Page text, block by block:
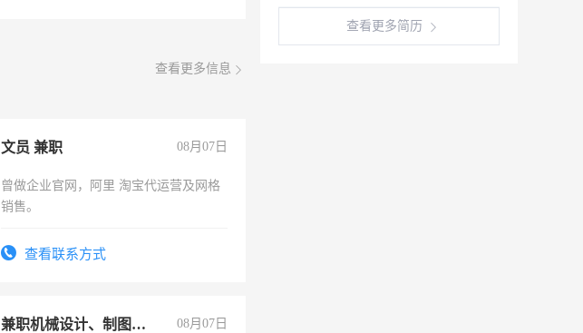
查看更多信息
文员 兼职 08月07日
曾做企业官网，阿里 淘宝代运营及网格
销售。
查看联系方式
兼职机械设计、制图、设备改造 08月07日
查看更多简历